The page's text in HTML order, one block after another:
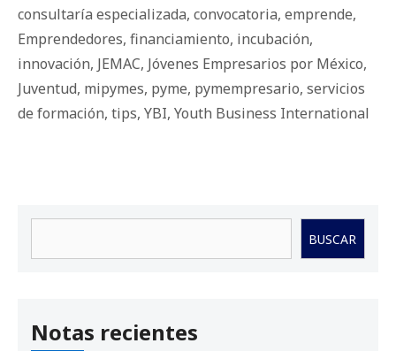
consultaría especializada, convocatoria, emprende,
Emprendedores, financiamiento, incubación,
innovación, JEMAC, Jóvenes Empresarios por México,
Juventud, mipymes, pyme, pymempresario, servicios
de formación, tips, YBI, Youth Business International
BUSCAR
Notas recientes